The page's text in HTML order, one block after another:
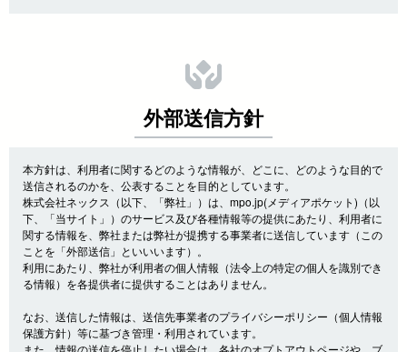
外部送信方針
本方針は、利用者に関するどのような情報が、どこに、どのような目的で
送信されるのかを、公表することを目的としています。
株式会社ネックス（以下、「弊社」）は、mpo.jp(メディアポケット)（以
下、「当サイト」）のサービス及び各種情報等の提供にあたり、利用者に
関する情報を、弊社または弊社が提携する事業者に送信しています（この
ことを「外部送信」といいいます）。
利用にあたり、弊社が利用者の個人情報（法令上の特定の個人を識別でき
る情報）を各提供者に提供することはありません。
なお、送信した情報は、送信先事業者のプライバシーポリシー（個人情報
保護方針）等に基づき管理・利用されています。
また、情報の送信を停止したい場合は、各社のオプトアウトページや、ブ